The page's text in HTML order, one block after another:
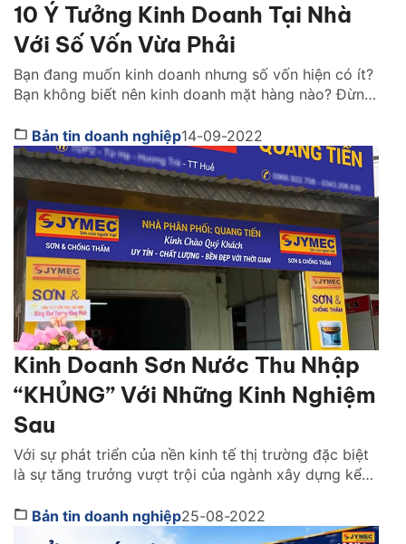
10 Ý Tưởng Kinh Doanh Tại Nhà
Với Số Vốn Vừa Phải
Bạn đang muốn kinh doanh nhưng số vốn hiện có ít?
Bạn không biết nên kinh doanh mặt hàng nào? Đừng
tại nhà với số vốn ít. Hãy cùng theo dõi nhé! 1. Kinh
doanh sơn. Mở đại lý sơn được xem […]
Bản tin doanh nghiệp14-09-2022
Kinh Doanh Sơn Nước Thu Nhập
“KHỦNG” Với Những Kinh Nghiệm
Sau
Với sự phát triển của nền kinh tế thị trường đặc biệt
là sự tăng trưởng vượt trội của ngành xây dựng kể
triển vượt bậc của một số lĩnh vực và mặt hàng.
Trong đó, nhu cầu của con người về nhà […]
Bản tin doanh nghiệp25-08-2022